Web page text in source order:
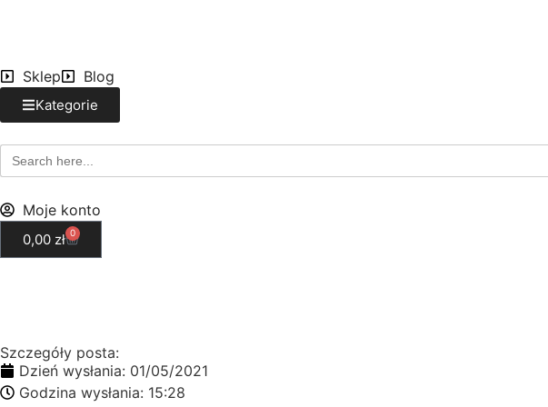
Sklep Blog
Kategorie
Search
for:
Moje konto
0,00 zł 0
Szczegóły posta:
Dzień wysłania: 01/05/2021
Godzina wysłania: 15:28